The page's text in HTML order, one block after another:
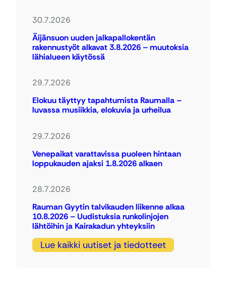
30.7.2026
Äijänsuon uuden jalkapallokentän
rakennustyöt alkavat 3.8.2026 – muutoksia
lähialueen käytössä
29.7.2026
Elokuu täyttyy tapahtumista Raumalla –
luvassa musiikkia, elokuvia ja urheilua
29.7.2026
Venepaikat varattavissa puoleen hintaan
loppukauden ajaksi 1.8.2026 alkaen
28.7.2026
Rauman Gyytin talvikauden liikenne alkaa
10.8.2026 – Uudistuksia runkolinjojen
lähtöihin ja Kairakadun yhteyksiin
Lue kaikki uutiset ja tiedotteet